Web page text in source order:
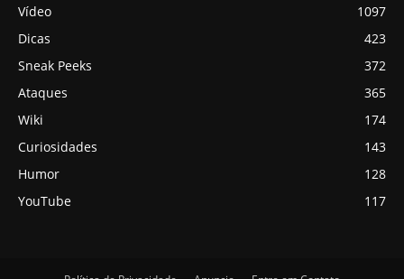
Vídeo
1097
Dicas
423
Sneak Peeks
372
Ataques
365
Wiki
174
Curiosidades
143
Humor
128
YouTube
117